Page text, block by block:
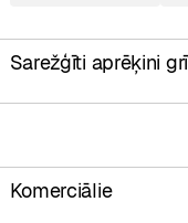
Sarežģīti aprēķini
Komerciālie